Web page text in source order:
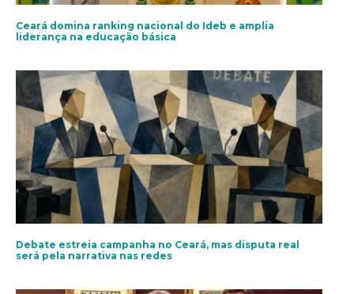
Ceará domina ranking nacional do Ideb e amplia
liderança na educação básica
Debate estreia campanha no Ceará, mas disputa real
será pela narrativa nas redes